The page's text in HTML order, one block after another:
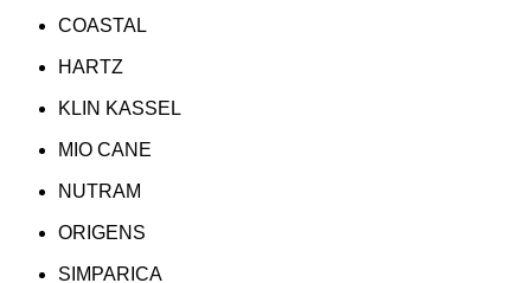
COASTAL
HARTZ
KLIN KASSEL
MIO CANE
NUTRAM
ORIGENS
SIMPARICA